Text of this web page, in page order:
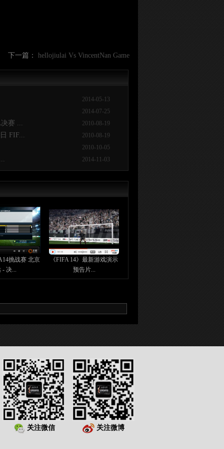
下一篇： hellojiulai Vs VincentNan Game
2014-05-13
2014-07-25
2010-08-19
赛 ...
2010-08-19
FIF...
2010-10-05
2014-11-03
挑战赛 北京
- 决...
《FIFA 14》最新游戏演示
预告片...
关注微博
关注微信